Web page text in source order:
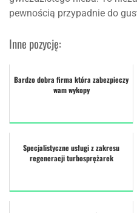
pewnością przypadnie do
Inne pozycję:
Bardzo dobra firma która zabezpieczy
wam wykopy
Specjalistyczne usługi z zakresu
regeneracji turbosprężarek